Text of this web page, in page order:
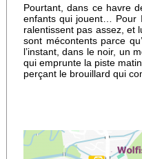
Pourtant, dans ce havre
enfants qui jouent… Pour
ralentissent pas assez, et
sont mécontents parce
l’instant, dans le noir, un
qui emprunte la piste
perçant le brouillard qui